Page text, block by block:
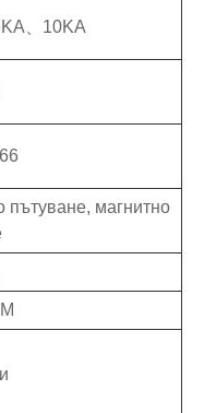
、10KA
пътуване, магнитно